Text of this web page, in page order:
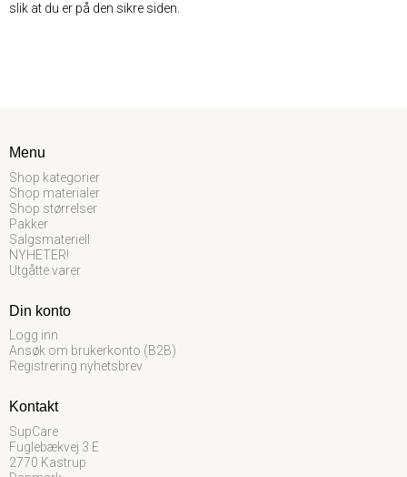
slik at du er på den sikre siden.
Menu
Shop kategorier
Shop materialer
Shop størrelser
Pakker
Salgsmateriell
NYHETER!
Utgåtte varer
Din konto
Logg inn
Ansøk om brukerkonto (B2B)
Registrering nyhetsbrev
Kontakt
SupCare
Fuglebækvej 3 E
2770 Kastrup